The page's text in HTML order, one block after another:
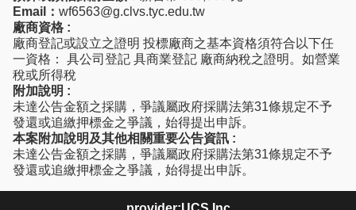
Email： wf6563@g.clvs.tyc.edu.tw
廠商資格 :
廠商登記或設立之證明 投標廠商之基本資格須符合以下任
一資格： 具公司登記 具商業登記 廠商納稅之證明。如營業
稅或所得稅
附加說明 :
未達公告金額之採購，爭議屬政府採購法第31條規定不予
發還或追繳押標金之爭議，始得提出申訴。
本案附加說明及其他相關重要公告資訊 :
未達公告金額之採購，爭議屬政府採購法第31條規定不予
發還或追繳押標金之爭議，始得提出申訴。